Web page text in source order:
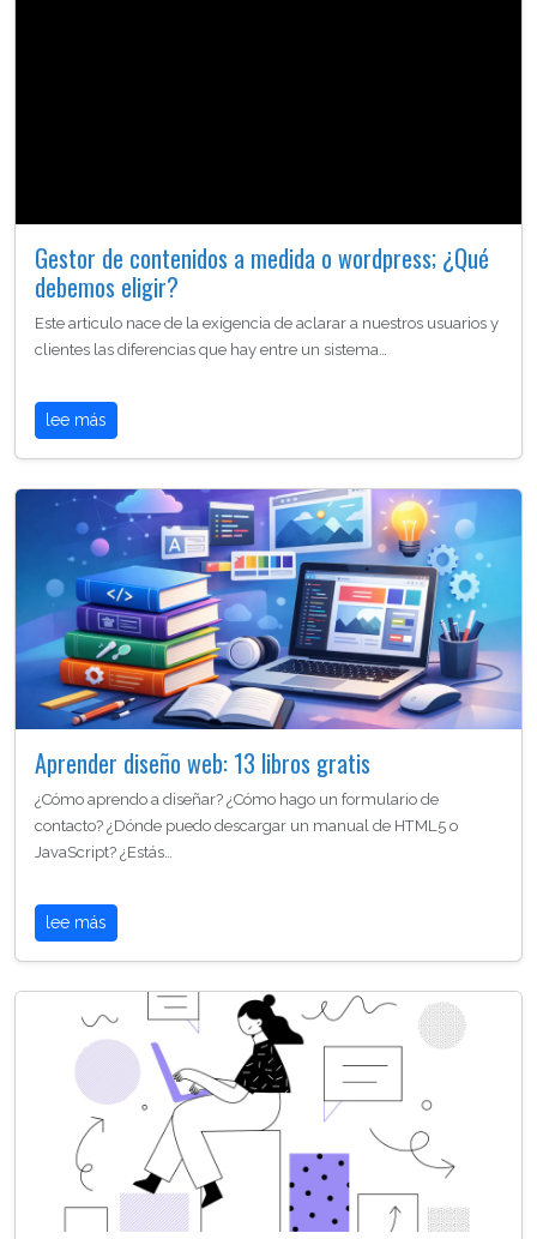
Gestor de contenidos a medida o wordpress; ¿Qué
debemos eligir?
Este articulo nace de la exigencia de aclarar a nuestros usuarios y
clientes las diferencias que hay entre un sistema…
lee más
Aprender diseño web: 13 libros gratis
¿Cómo aprendo a diseñar? ¿Cómo hago un formulario de
contacto? ¿Dónde puedo descargar un manual de HTML5 o
JavaScript? ¿Estás…
lee más